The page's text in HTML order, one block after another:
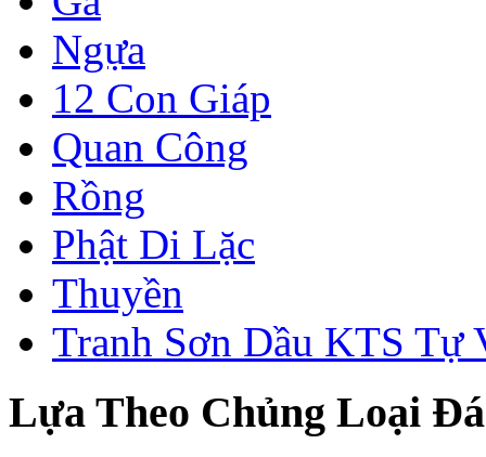
Ngựa
12 Con Giáp
Quan Công
Rồng
Phật Di Lặc
Thuyền
Tranh Sơn Dầu KTS Tự
Lựa Theo Chủng Loại Đá